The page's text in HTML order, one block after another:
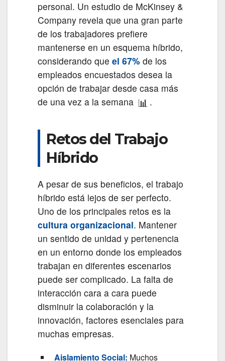
personal. Un estudio de McKinsey &
Company revela que una gran parte
de los trabajadores prefiere
mantenerse en un esquema híbrido,
considerando que el 67% de los
empleados encuestados desea la
opción de trabajar desde casa más
de una vez a la semana 📊 .
Retos del Trabajo
Híbrido
A pesar de sus beneficios, el trabajo
híbrido está lejos de ser perfecto.
Uno de los principales retos es la
cultura organizacional. Mantener
un sentido de unidad y pertenencia
en un entorno donde los empleados
trabajan en diferentes escenarios
puede ser complicado. La falta de
interacción cara a cara puede
disminuir la colaboración y la
innovación, factores esenciales para
muchas empresas.
Aislamiento Social: Muchos